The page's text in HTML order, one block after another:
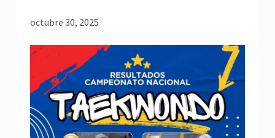
octubre 30, 2025